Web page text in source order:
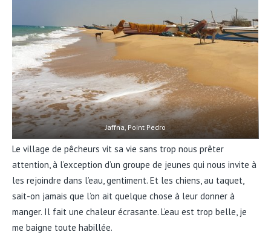
Jaffna, Point Pedro
Le village de pêcheurs vit sa vie sans trop nous prêter
attention, à l’exception d’un groupe de jeunes qui nous invite à
les rejoindre dans l’eau, gentiment. Et les chiens, au taquet,
sait-on jamais que l’on ait quelque chose à leur donner à
manger. Il fait une chaleur écrasante. L’eau est trop belle, je
me baigne toute habillée.